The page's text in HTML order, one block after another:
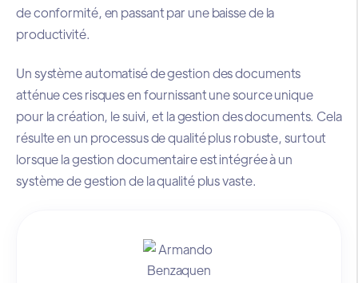
de conformité, en passant par une baisse de la
productivité.
Un système automatisé de gestion des documents
atténue ces risques en fournissant une source unique
pour la création, le suivi, et la gestion des documents. Cela
résulte en un processus de qualité plus robuste, surtout
lorsque la gestion documentaire est intégrée à un
système de gestion de la qualité plus vaste.